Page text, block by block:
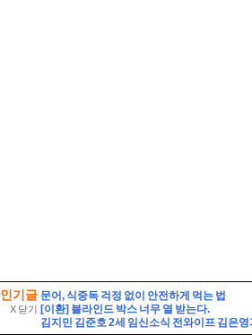
인기글
X 닫기
문어, 식중독 걱정 없이 안전하게 먹는 법
[이환] 블라인드 박스 너무 열 받는다.